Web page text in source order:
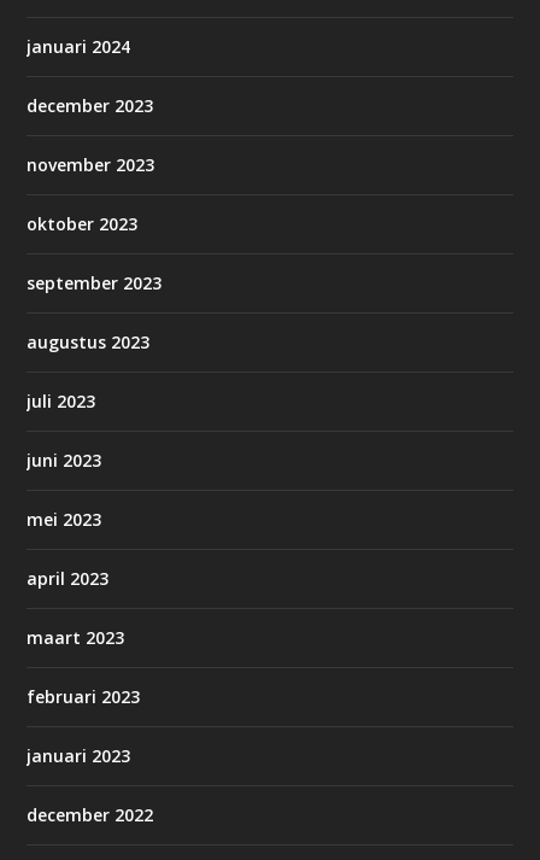
januari 2024
december 2023
november 2023
oktober 2023
september 2023
augustus 2023
juli 2023
juni 2023
mei 2023
april 2023
maart 2023
februari 2023
januari 2023
december 2022